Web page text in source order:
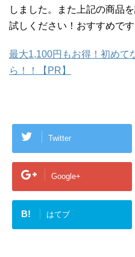
しました。また上記の商品
試しください！おすすめです
最大1,100円もお得！初めて
ら！！【PR】
Twitter
Google+
B! はてブ